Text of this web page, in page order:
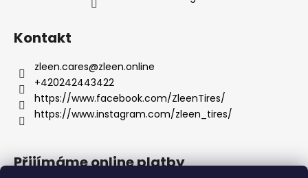
Kontakt
zleen.cares@zleen.online
+420242443422
https://www.facebook.com/ZleenTires/
https://www.instagram.com/zleen_tires/
Přijímáme online platby